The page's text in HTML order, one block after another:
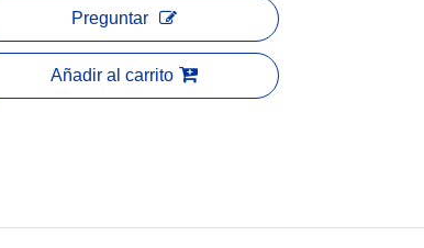
Preguntar
Añadir al carrito